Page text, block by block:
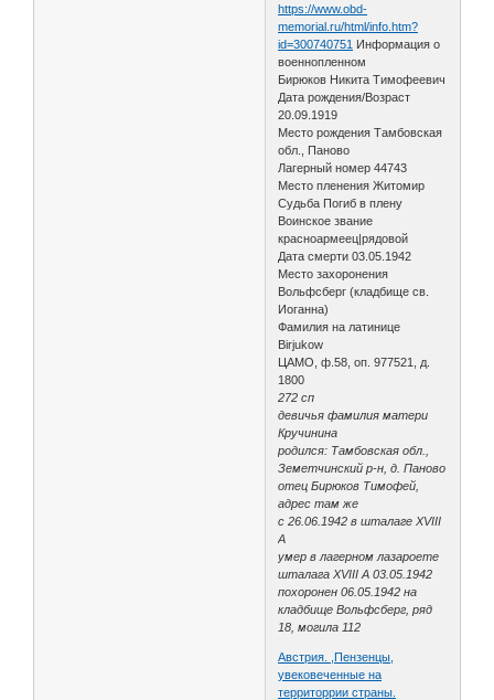
https://www.obd-
memorial.ru/html/info.htm?
id=300740751 Информация о
военнопленном
Бирюков Никита Тимофеевич
Дата рождения/Возраст
20.09.1919
Место рождения Тамбовская
обл., Паново
Лагерный номер 44743
Место пленения Житомир
Судьба Погиб в плену
Воинское звание
красноармеец|рядовой
Дата смерти 03.05.1942
Место захоронения
Вольфсберг (кладбище св.
Иоганна)
Фамилия на латинице
Birjukow
ЦАМО, ф.58, оп. 977521, д.
1800
272 сп
девичья фамилия матери
Кручинина
родился: Тамбовская обл.,
Земетчинский р-н, д. Паново
отец Бирюков Тимофей,
адрес там же
с 26.06.1942 в шталаге XVIII
A
умер в лагерном лазароете
шталага XVIII A 03.05.1942
похоронен 06.05.1942 на
кладбище Вольфсберг, ряд
18, могила 112
Австрия. ,Пензенцы,
увековеченные на
территоррии страны.